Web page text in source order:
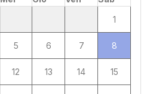
1
5 6 7 8
12 13 14 15